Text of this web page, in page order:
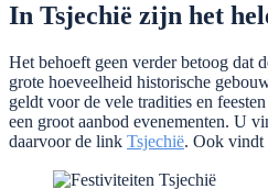
In Tsjechië zijn het
Het behoeft geen verder betoog dat
grote hoeveelheid historische
geldt voor de vele tradities en
een groot aanbod evenementen. U
daarvoor de link Tsjechië. Ook vindt